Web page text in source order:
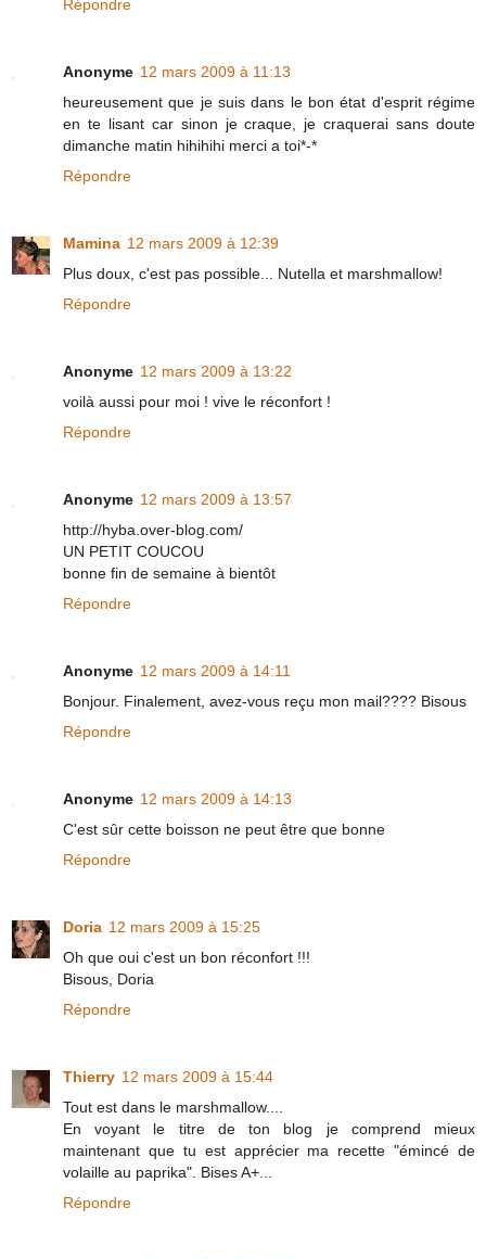
Répondre
Anonyme 12 mars 2009 à 11:13
heureusement que je suis dans le bon état d'esprit régime
en te lisant car sinon je craque, je craquerai sans doute
dimanche matin hihihihi merci a toi*-*
Répondre
Mamina 12 mars 2009 à 12:39
Plus doux, c'est pas possible... Nutella et marshmallow!
Répondre
Anonyme 12 mars 2009 à 13:22
voilà aussi pour moi ! vive le réconfort !
Répondre
Anonyme 12 mars 2009 à 13:57
http://hyba.over-blog.com/
UN PETIT COUCOU
bonne fin de semaine à bientôt
Répondre
Anonyme 12 mars 2009 à 14:11
Bonjour. Finalement, avez-vous reçu mon mail???? Bisous
Répondre
Anonyme 12 mars 2009 à 14:13
C'est sûr cette boisson ne peut être que bonne
Répondre
Doria 12 mars 2009 à 15:25
Oh que oui c'est un bon réconfort !!!
Bisous, Doria
Répondre
Thierry 12 mars 2009 à 15:44
Tout est dans le marshmallow....
En voyant le titre de ton blog je comprend mieux
maintenant que tu est apprécier ma recette "émincé de
volaille au paprika". Bises A+...
Répondre